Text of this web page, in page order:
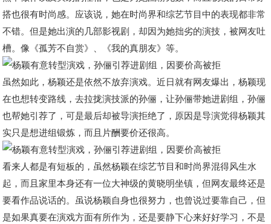
搭也很有时尚感。应该说，她在时尚界和综艺节目中的表现都非常
不错。但是她出演的几部影视剧，却因为她拙劣的演技，被网友吐
槽。像《孤芳不自赏》、《我的真朋友》等。
虽然如此，杨颖还是依然不放弃演戏。近日就有网友爆出，杨颖现
在也想转变路线，去拉拢演技派的孙俪，让孙俪带她进剧组，孙俪
也帮她引荐了，可是最后却被导演拒绝了，原因是导演觉得杨颖其
实只是想进组锻炼，而且片酬要价还很高。
看来人都是有短板的，虽然杨颖在综艺节目和时尚界混得风生水
起，而且家里本身还有一位大神级的黄晓明坐镇，但网友最终还是
要看作品说话的。虽说杨颖自身也很努力，也曾说过要靠自己，但
是如果真要在演戏方面有所作为，还是要静下心来好好学习，不是